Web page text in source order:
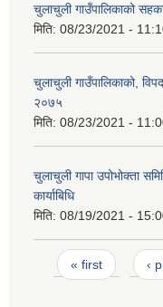
चुलाचुली गाउँपालिकाको
मिति: 08/23/2021 -
चुलाचुली गाउँपालिकाको,
२०७५
मिति: 08/23/2021 -
चुलाचुली गापा उपोभोक्ता
कार्याबिधि
मिति: 08/19/2021 -
Pages
« first ‹